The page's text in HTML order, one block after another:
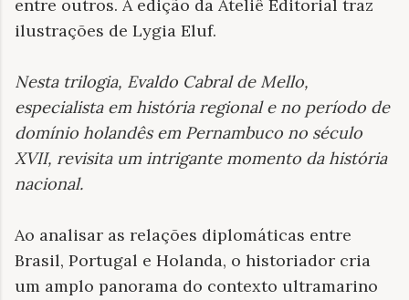
entre outros. A edição da Ateliê Editorial traz
ilustrações de Lygia Eluf.
Nesta trilogia, Evaldo Cabral de Mello,
especialista em história regional e no período de
domínio holandês em Pernambuco no século
XVII, revisita um intrigante momento da história
nacional.
Ao analisar as relações diplomáticas entre
Brasil, Portugal e Holanda, o historiador cria
um amplo panorama do contexto ultramarino